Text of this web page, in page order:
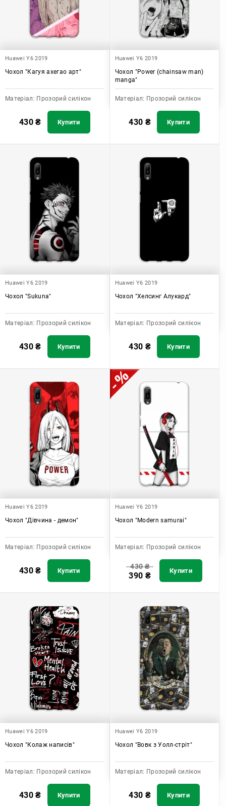
Huawei Y6 2019
Чохол "Кагуя ахегао арт"
Матеріал: Прозорий силікон
430₴ Купити
Huawei Y6 2019
Чохол "Power (chainsaw man)
manga"
Матеріал: Прозорий силікон
430 ₴ Купити
Huawei Y6 2019
Чохол "Sukuna"
Матеріал: Прозорий силікон
430₴ Купити
Huawei Y6 2019
Чохол "Хелсинг Алукард"
Матеріал: Прозорий силікон
430 ₴ Купити
Huawei Y6 2019
Чохол "Дівчина - демон"
Матеріал: Прозорий силікон
430₴ Купити
Huawei Y6 2019
Чохол "Modern samurai"
Матеріал: Прозорий силікон
430₴
390 ₴ Купити
Huawei Y6 2019
Чохол "Колаж написів"
Матеріал: Прозорий силікон
430₴ Купити
Huawei Y6 2019
Чохол "Вовк з Уолл-стріт"
Матеріал: Прозорий силікон
430 ₴ Купити